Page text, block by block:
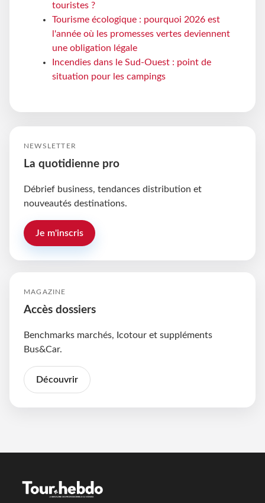
touristes ?
Tourisme écologique : pourquoi 2026 est
l'année où les promesses vertes deviennent
une obligation légale
Incendies dans le Sud-Ouest : point de
situation pour les campings
NEWSLETTER
La quotidienne pro
Débrief business, tendances distribution et
nouveautés destinations.
Je m'inscris
MAGAZINE
Accès dossiers
Benchmarks marchés, Icotour et suppléments
Bus&Car.
Découvrir